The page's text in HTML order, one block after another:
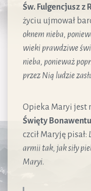
Św. Fulgencjusz z
życiu ujmował
oknem nieba,
wieki prawdziwe
nieba, ponieważ
przez Nią ludzie
Opieka Maryi jest
Święty
czcił Maryję pisał:
armii tak, jak siły
Maryi.